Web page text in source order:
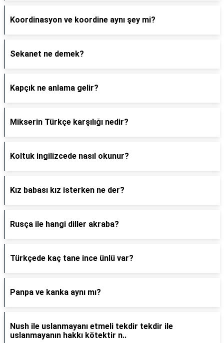
Koordinasyon ve koordine aynı şey mi?
Sekanet ne demek?
Kapçık ne anlama gelir?
Mikserin Türkçe karşılığı nedir?
Koltuk ingilizcede nasıl okunur?
Kız babası kız isterken ne der?
Rusça ile hangi diller akraba?
Türkçede kaç tane ince ünlü var?
Panpa ve kanka aynı mı?
Nush ile uslanmayanı etmeli tekdir tekdir ile
uslanmayanın hakkı kötektir n..